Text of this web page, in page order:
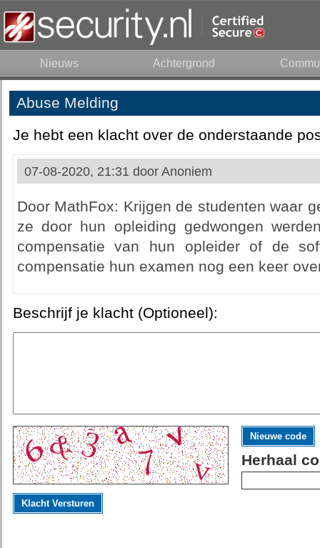
Nieuws Achtergrond
Abuse Melding
Je hebt een klacht over de onderstaande
07-08-2020, 21:31 door Anoniem
Door MathFox: Krijgen de studenten waar
ze door hun opleiding gedwongen
compensatie van hun opleider of de
compensatie hun examen nog een keer
Beschrijf je klacht (Optioneel):
Nieuwe code
Herhaal
Klacht Versturen